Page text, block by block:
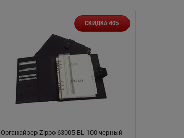
Органайзер Zippo 63005 BL-100 черный
СКИДКА 40%